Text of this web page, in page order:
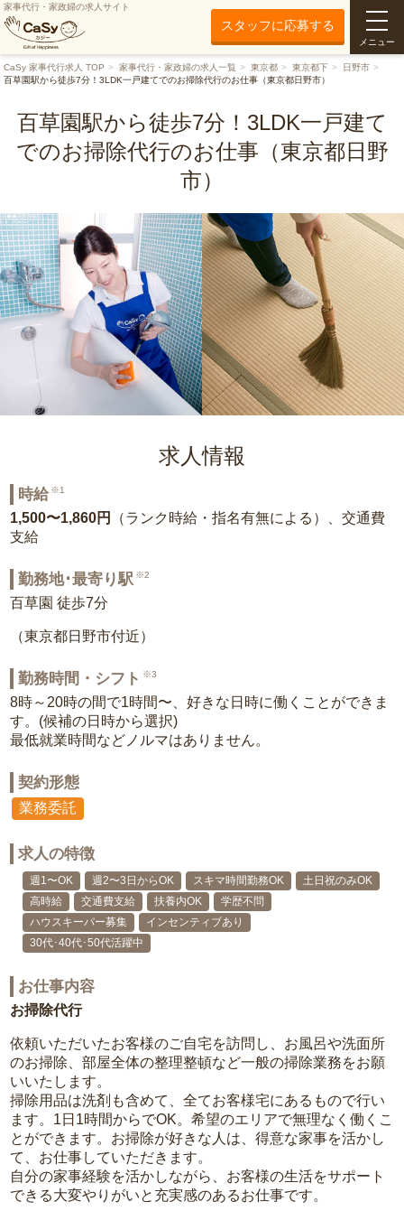
家事代行・家政婦の求人サイト
スタッフに応募する
メニュー
CaSy 家事代行求人 TOP 家事代行・家政婦の求人一覧 東京都 東京都下
日野市
百草園駅から徒歩7分！3LDK一戸建てでのお掃除代行のお仕事（東京都日野市）
百草園駅から徒歩7分！3LDK一戸建て
でのお掃除代行のお仕事（東京都日野
市）
求人情報
時給 ※1
1,500〜1,860円
（ランク時給・指名有無による）、交通費
支給
勤務地･最寄り駅 ※2
百草園 徒歩7分
（東京都日野市付近）
勤務時間・シフト ※3
8時～20時の間で1時間〜、好きな日時に働くことができま
す。(候補の日時から選択)
最低就業時間などノルマはありません。
契約形態
業務委託
求人の特徴
週1〜OK 週2〜3日からOK スキマ時間勤務OK
土日祝のみOK
高時給
交通費支給 扶養内OK
学歴不問
ハウスキーパー募集
インセンティブあり
30代･40代･50代活躍中
お仕事内容
お掃除代行
依頼いただいたお客様のご自宅を訪問し、お風呂や洗面所
のお掃除、部屋全体の整理整頓など一般の掃除業務をお願
いいたします。
掃除用品は洗剤も含めて、全てお客様宅にあるもので行い
ます。1日1時間からでOK。希望のエリアで無理なく働くこ
とができます。お掃除が好きな人は、得意な家事を活かし
て、お仕事していただきます。
自分の家事経験を活かしながら、お客様の生活をサポート
できる大変やりがいと充実感のあるお仕事です。